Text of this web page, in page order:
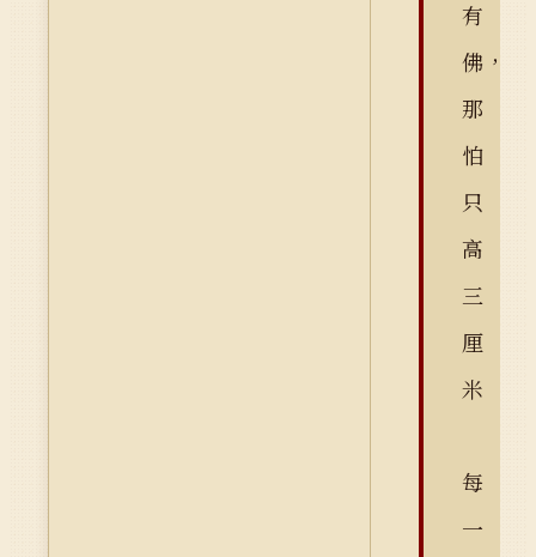
有
佛，
那
怕
只
高
三
厘
米
每
一